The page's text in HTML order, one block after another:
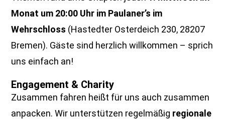
Monat um 20:00 Uhr im Paulaner’s im
Wehrschloss (Hastedter Osterdeich 230, 28207
Bremen). Gäste sind herzlich willkommen – sprich
uns einfach an!
Engagement & Charity
Zusammen fahren heißt für uns auch zusammen
anpacken. Wir unterstützen regelmäßig regionale